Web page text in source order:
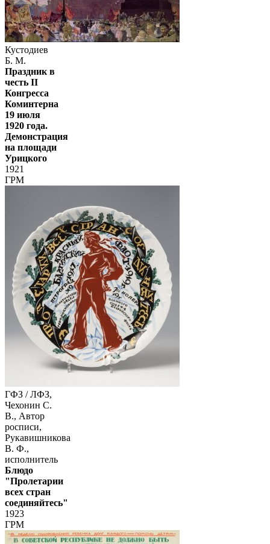
Кустодиев
Б. М.
Праздник в
честь II
Конгресса
Коминтерна
19 июля
1920 года.
Демонстрация
на площади
Урицкого
1921
ГРМ
ГФЗ / ЛФЗ,
Чехонин С.
В., Автор
росписи,
Рукавишникова
В. Ф.,
исполнитель
Блюдо
"Пролетарии
всех стран
соединяйтесь"
1923
ГРМ